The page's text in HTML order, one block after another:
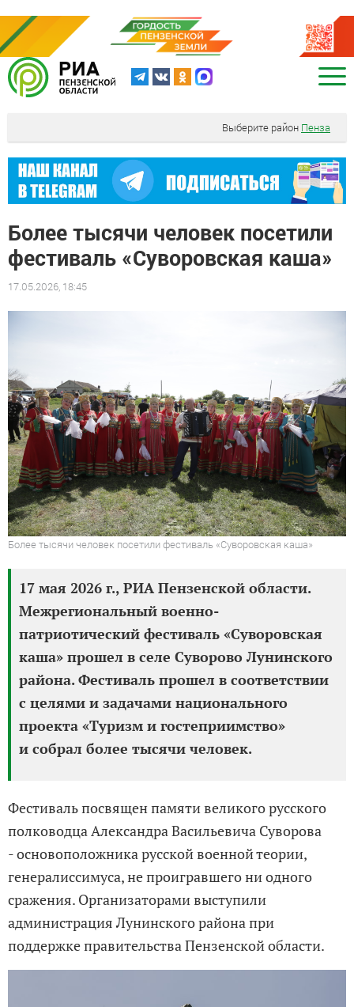
Выберите район Пенза
Более тысячи человек посетили
фестиваль «Суворовская каша»
17.05.2026, 18:45
Более тысячи человек посетили фестиваль «Суворовская каша»
17 мая 2026 г., РИА Пензенской области.
Межрегиональный военно-
патриотический фестиваль «Суворовская
каша» прошел в селе Суворово Лунинского
района. Фестиваль прошел в соответствии
с целями и задачами национального
проекта «Туризм и гостеприимство»
и собрал более тысячи человек.
Фестиваль посвящен памяти великого русского
полководца Александра Васильевича Суворова
- основоположника русской военной теории,
генералиссимуса, не проигравшего ни одного
сражения. Организаторами выступили
администрация Лунинского района при
поддержке правительства Пензенской области.